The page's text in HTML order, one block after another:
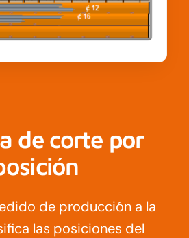
de corte por
de producción a la
las posiciones del